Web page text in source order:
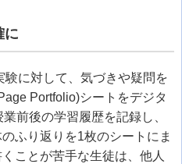
に
に対して、気づきや疑問を
Portfolio)シートをデジタ
前後の学習履歴を記録し、
ふり返りを1枚のシートにま
ことが苦手な生徒は、他人